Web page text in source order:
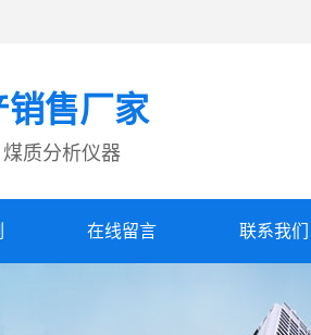
售厂家
质分析仪器
在线留言 联系我们